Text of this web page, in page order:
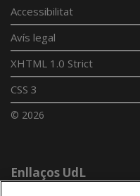
Accessibilitat
Avís legal
XHTML 1.0 Strict
CSS 3
© 2026
Enllaços UdL